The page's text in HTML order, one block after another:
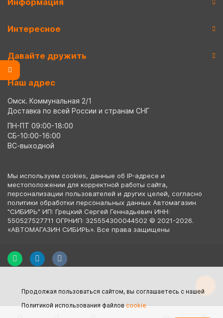
Продолжая пользоваться сайтом, вы соглашаетесь с нашей
Политикой использования файлов cookie
Информация
Интересное
Давайте дружить
Наш адрес
Омск. Коммунальная 2/1
Доставка по всей России и странам СНГ
ПН-ПТ 09:00-18:00
СБ-10:00-16:00
ВС-выходной
Мы используем cookies, данные об IP-адресе и
местоположении для корректной работы сайта,
персонализации пользователей и других целей, согласно
политики обработки персональных данных Автомагазин
"СИБИРЬ" ИП: Грецкий Сергей Геннадьевич ИНН:
550527527711 ОГРНИП: 325554300044502 © 2021-2026.
«АВТОМАГАЗИН СИБИРЬ». Все права защищены